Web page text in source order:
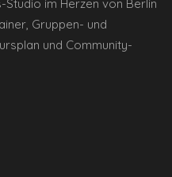
im Herzen von Berlin
Gruppen- und
und Community-